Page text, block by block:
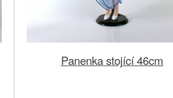
Panenka stojící 46cm